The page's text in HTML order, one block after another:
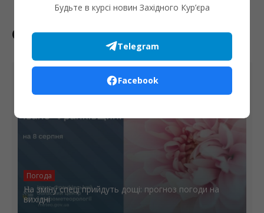
Останні новини
Погода
На зміну спеці прийдуть дощі: прогноз погоди на
вихідні
Будьте в курсі новин Західного Кур’єра
Telegram
Facebook